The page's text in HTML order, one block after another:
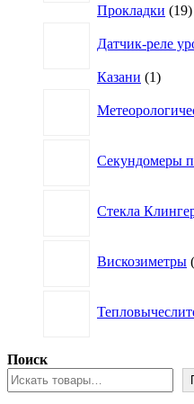
Прокладки 1919
Датчик-реле
Казани 11
Секундомеры
Стекла
Вискозиметры
Поиск